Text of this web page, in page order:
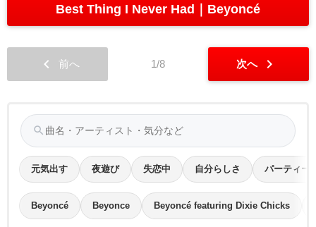
Best Thing I Never Had Beyoncé
chevron_left 前へ 1/8 次へ chevron_right
search
元気出す 夜遊び 失恋中 自分らしさ パーティー
Beyoncé Beyonce Beyoncé featuring Dixie Chicks